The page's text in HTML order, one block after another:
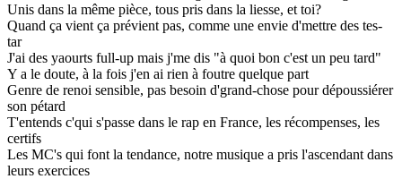
Unis dans la même pièce, tous pris dans la liesse, et toi?
Quand ça vient ça prévient pas, comme une envie d'mettre des tes-
tar
J'ai des yaourts full-up mais j'me dis "à quoi bon c'est un peu tard"
Y a le doute, à la fois j'en ai rien à foutre quelque part
Genre de renoi sensible, pas besoin d'grand-chose pour dépoussiérer
son pétard
T'entends c'qui s'passe dans le rap en France, les récompenses, les
certifs
Les MC's qui font la tendance, notre musique a pris l'ascendant dans
leurs exercices